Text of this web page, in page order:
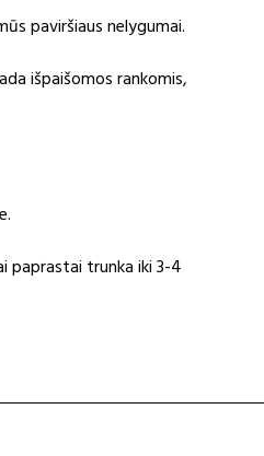
paviršiaus nelygumai.
išpaišomos rankomis,
paprastai trunka iki 3-4